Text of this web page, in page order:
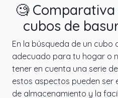
🧐
cubos de
En la búsqueda de un cubo
adecuado para tu hogar o
tener en cuenta una serie
estos aspectos pueden ser
de almacenamiento y la